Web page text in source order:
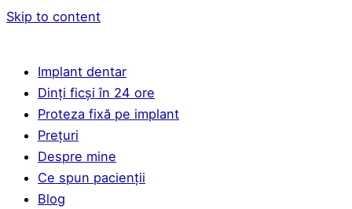
Skip to content
Implant dentar
Dinți ficși în 24 ore
Proteza fixă pe implant
Prețuri
Despre mine
Ce spun pacienții
Blog